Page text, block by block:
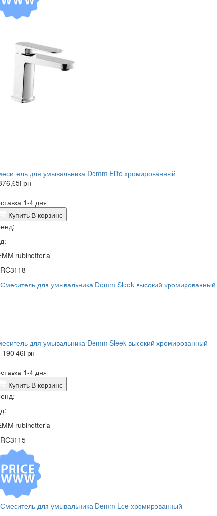
для умывальника Demm Elite хромированный
Грн
1-4 дня
Купить В корзине
rubinetteria
для умывальника Demm Sleek высокий хромированный
190,46Грн
1-4 дня
Купить В корзине
rubinetteria